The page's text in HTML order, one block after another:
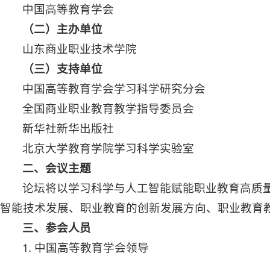
中国高等教育学会
（二）主办单位
山东商业职业技术学院
（三）支持单位
中国高等教育学会学习科学研究分会
全国商业职业教育教学指导委员会
新华社新华出版社
北京大学教育学院学习科学实验室
二、会议主题
论坛将以学习科学与人工智能赋能职业教育高
智能技术发展、职业教育的创新发展方向、职业教育
三、参会人员
1. 中国高等教育学会领导